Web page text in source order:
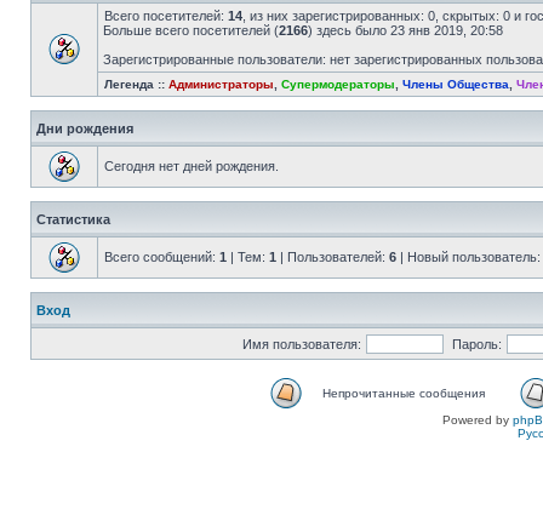
Всего посетителей: 14 , из них зарегистрированных: 0, скрытых: 0 и
Больше всего посетителей (2166) здесь было 23 янв 2019, 20:58
Зарегистрированные пользователи: нет зарегистрированных
Легенда :: Администраторы Супермодераторы Члены Общества
Дни рождения
Сегодня нет дней рождения.
Статистика
Всего сообщений: 1 | Тем: 1 | Пользователей: 6 | Новый пользователь:
Вход
Имя пользователя: Пароль:
Непрочитанные сообщения
Powered by